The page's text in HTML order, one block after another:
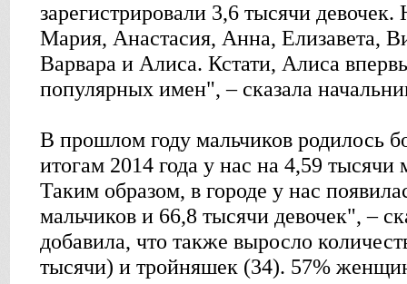
зарегистрировали 3,6 тысячи
Мария, Анастасия, Анна, Елизавета,
Варвара и Алиса. Кстати, Алиса
популярных имен", – сказала
В прошлом году мальчиков родилось
итогам 2014 года у нас на 4,59
Таким образом, в городе у нас
мальчиков и 66,8 тысячи девочек", –
добавила, что также выросло
тысячи) и тройняшек (34). 57%